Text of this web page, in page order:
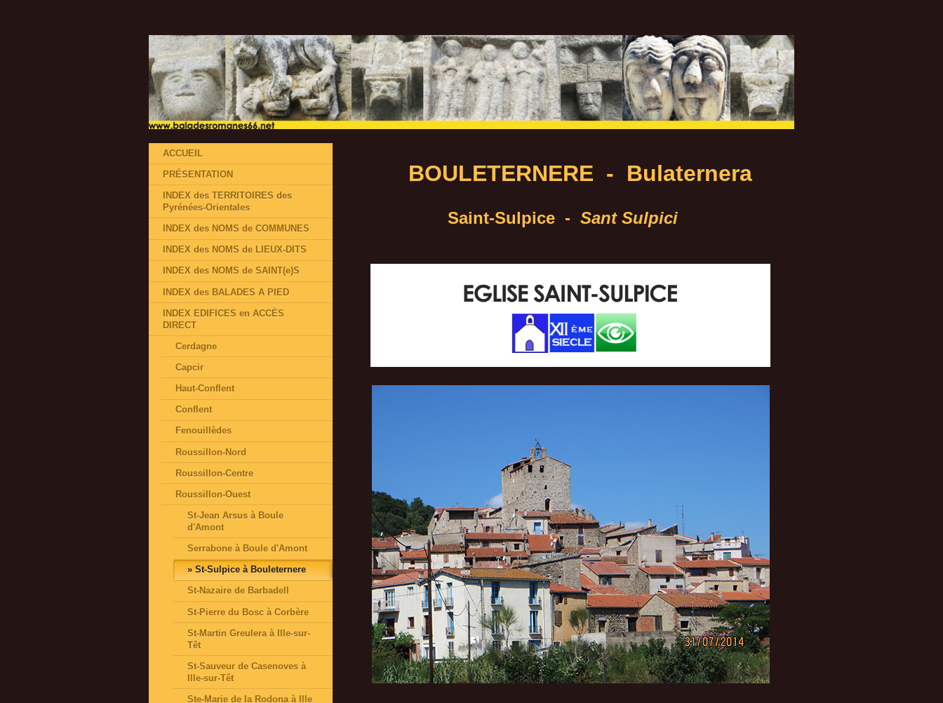
BOULETERNERE - Bulaternera
Saint-Sulpice -Sant Sulpici
ACCUEIL
PRÉSENTATION
INDEX des TERRITOIRES des
Pyrénées-Orientales
INDEX des NOMS de COMMUNES
INDEX des NOMS de LIEUX-DITS
INDEX des NOMS de SAINT(e)S
INDEX des BALADES A PIED
INDEX EDIFICES en ACCÈS
DIRECT
Cerdagne
Capcir
Haut-Conflent
Conflent
Fenouillèdes
Roussillon-Nord
Roussillon-Centre
Roussillon-Ouest
St-Jean Arsus à Boule
d'Amont
Serrabone à Boule d'Amont
St-Sulpice à Bouleternere
St-Nazaire de Barbadell
St-Pierre du Bosc à Corbère
St-Martin Greulera à Ille-sur-
Têt
St-Sauveur de Casenoves à
Ille-sur-Têt
Ste-Marie de la Rodona à Ille